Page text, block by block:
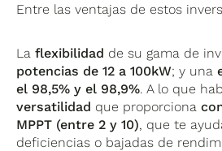
Entre las ventajas de estos
Laflexibilidad de su gama de
potencias de 12 a 100kW; y una
el 98,5% y el 98,9%. A lo que
versatilidad que proporciona
MPPT (entre 2 y 10), que te
deficiencias o bajadas de